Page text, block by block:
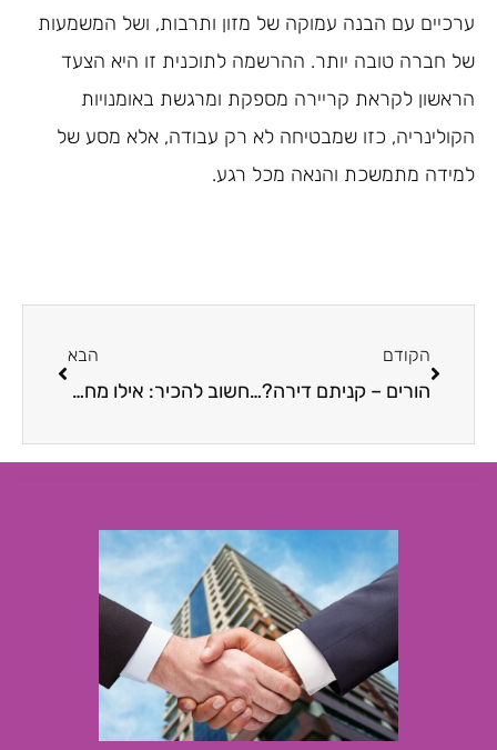
ערכיים עם הבנה עמוקה של מזון ותרבות, ושל המשמעות
של חברה טובה יותר. ההרשמה לתוכנית זו היא הצעד
הראשון לקראת קריירה מספקת ומרגשת באומנויות
הקולינריה, כזו שמבטיחה לא רק עבודה, אלא מסע של
למידה מתמשכת והנאה מכל רגע.
הקודם
הורים – קניתם דירה? כך תעצבו את המטבח בהתאם להעדפות שלכם
הבא
חשוב להכיר: אילו מחלות נפוצות בקרב ילדים?